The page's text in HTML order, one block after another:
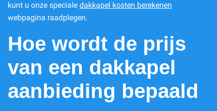
kunt u onze speciale dakkapel kosten berekenen
webpagina raadplegen.
Hoe wordt de prijs
van een dakkapel
aanbieding bepaald